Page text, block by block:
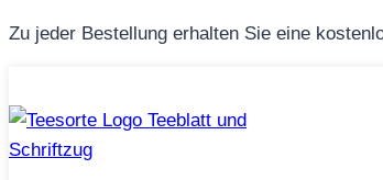
Zum
Zu jeder Bestellung erhalten Sie eine